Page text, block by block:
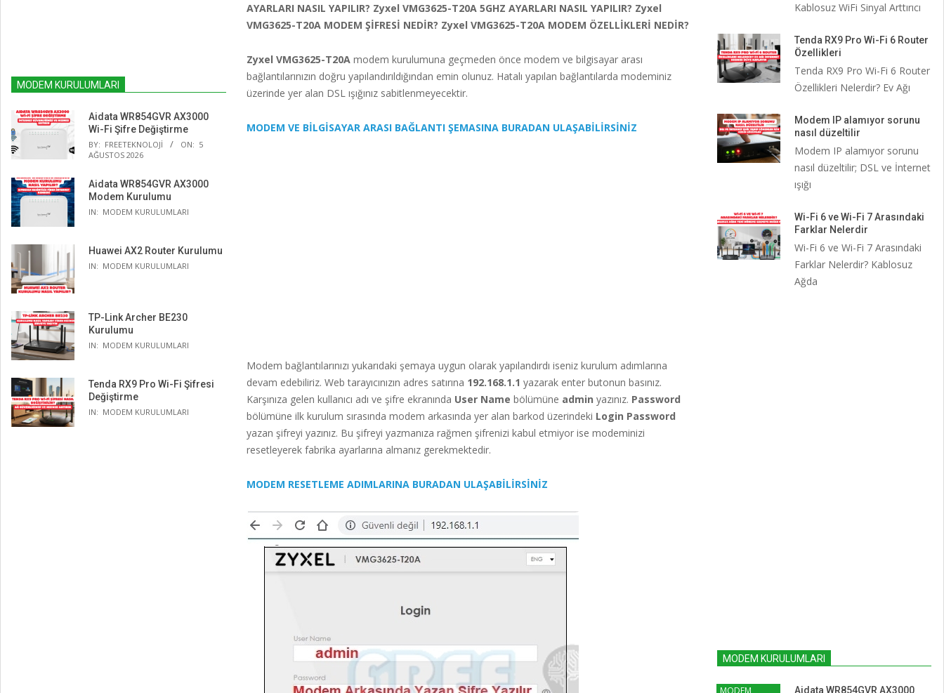
AYARLARI NASIL YAPILIR? Zyxel VMG3625-T20A 5GHZ AYARLARI NASIL YAPILIR? Zyxel
VMG3625-T20A MODEM ŞİFRESİ NEDİR? Zyxel VMG3625-T20A MODEM ÖZELLİKLERİ NEDİR?
Zyxel VMG3625-T20Amodem kurulumuna geçmeden önce modem ve bilgisayar arası
bağlantılarınızın doğru yapılandırıldığından emin olunuz. Hatalı yapılan bağlantılarda modeminiz
üzerinde yer alan DSL ışığınız sabitlenmeyecektir.
MODEM VE BİLGİSAYAR ARASI BAĞLANTI ŞEMASINA BURADAN ULAŞABİLİRSİNİZ
Modem bağlantılarınızı yukarıdaki şemaya uygun olarak yapılandırdı iseniz kurulum adımlarına
devam edebiliriz. Web tarayıcınızın adres satırına 192.168.1.1 yazarak enter butonun basınız.
Karşınıza gelen kullanıcı adı ve şifre ekranında User Name bölümüne admin yazınız. Password
bölümüne ilk kurulum sırasında modem arkasında yer alan barkod üzerindeki Login Password
yazan şifreyi yazınız. Bu şifreyi yazmanıza rağmen şifrenizi kabul etmiyor ise modeminizi
resetleyerek fabrika ayarlarına almanız gerekmektedir.
MODEM RESETLEME ADIMLARINA BURADAN ULAŞABİLİRSİNİZ
MODEM KURULUMLARI
Aidata WR854GVR AX3000
Wi-Fi Şifre Değiştirme
BY: FREETEKNOLOJI ON: 5
AĞUSTOS 2026
Aidata WR854GVR AX3000
Modem Kurulumu
IN: MODEM KURULUMLARI
Huawei AX2 Router Kurulumu
IN: MODEM KURULUMLARI
TP-Link Archer BE230
Kurulumu
IN: MODEM KURULUMLARI
Tenda RX9 Pro Wi-Fi Şifresi
Değiştirme
IN: MODEM KURULUMLARI
Kablosuz WiFi Sinyal Arttırıcı
Tenda RX9 Pro Wi-Fi 6 Router
Özellikleri
Tenda RX9 Pro Wi-Fi 6 Router
Özellikleri Nelerdir? Ev Ağı
Modem IP alamıyor sorunu
nasıl düzeltilir
Modem IP alamıyor sorunu
nasıl düzeltilir; DSL ve İnternet
ışığı
Wi-Fi 6 ve Wi-Fi 7 Arasındaki
Farklar Nelerdir
Wi-Fi 6 ve Wi-Fi 7 Arasındaki
Farklar Nelerdir? Kablosuz
Ağda
MODEM KURULUMLARI
MODEM Aidata WR854GVR AX3000